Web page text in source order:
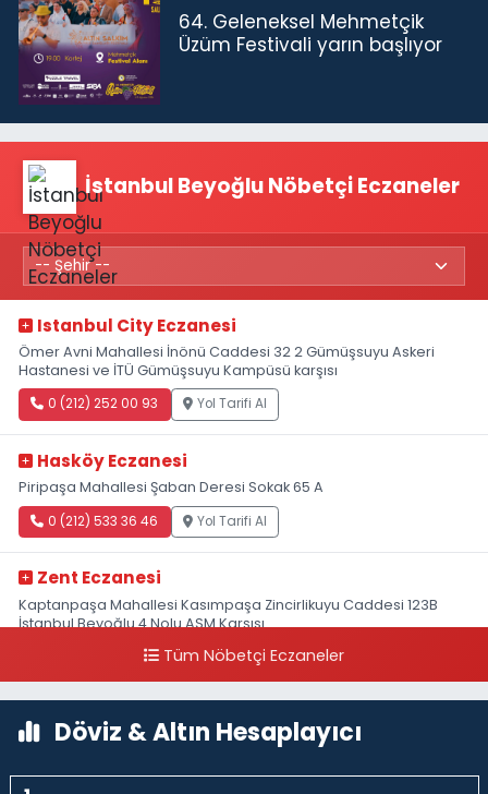
64. Geleneksel Mehmetçik
Üzüm Festivali yarın başlıyor
İstanbul Beyoğlu Nöbetçi Eczaneler
Istanbul City Eczanesi
Ömer Avni Mahallesi İnönü Caddesi 32 2 Gümüşsuyu Askeri
Hastanesi ve İTÜ Gümüşsuyu Kampüsü karşısı
0 (212) 252 00 93 Yol Tarifi Al
Hasköy Eczanesi
Piripaşa Mahallesi Şaban Deresi Sokak 65 A
0 (212) 533 36 46 Yol Tarifi Al
Zent Eczanesi
Kaptanpaşa Mahallesi Kasımpaşa Zincirlikuyu Caddesi 123B
İstanbul Beyoğlu 4 Nolu ASM Karşısı
0 (212) 297 96 92 Yol Tarifi Al
Tüm Nöbetçi Eczaneler
Döviz & Altın Hesaplayıcı